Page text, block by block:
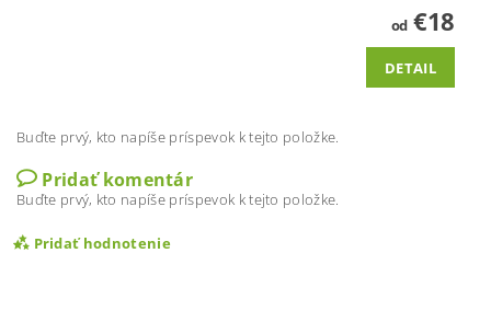
od€18
DETAIL
Buďte prvý, kto napíše príspevok k tejto položke.
Pridať komentár
Buďte prvý, kto napíše príspevok k tejto položke.
Pridať hodnotenie